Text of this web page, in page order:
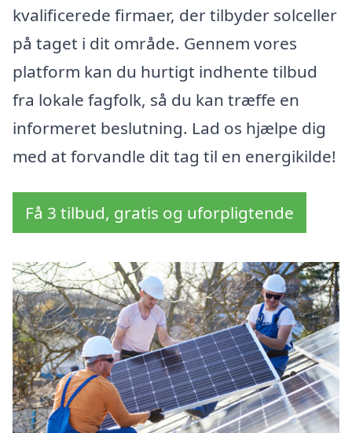
kvalificerede firmaer, der tilbyder solceller
på taget i dit område. Gennem vores
platform kan du hurtigt indhente tilbud
fra lokale fagfolk, så du kan træffe en
informeret beslutning. Lad os hjælpe dig
med at forvandle dit tag til en energikilde!
Få 3 tilbud, gratis og uforpligtende